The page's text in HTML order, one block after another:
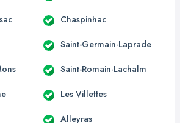
Chaspinhac
Saint-Germain-Laprade
Saint-Romain-Lachalm
Les Villettes
Alleyras